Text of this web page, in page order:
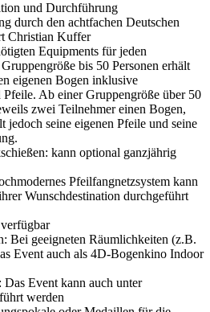
und Durchführung
durch den achtfachen Deutschen
Christian Kuffer
Equipments für jeden
bis 50 Personen erhält
eigenen Bogen inklusive
Pfeile. Ab einer Gruppengröße über 50
zwei Teilnehmer einen Bogen,
jedoch seine eigenen Pfeile und seine
kann optional ganzjährig
Pfeilfangnetzsystem kann
Wunschdestination durchgeführt
Bei geeigneten Räumlichkeiten (z.B.
Event auch als 4D-Bogenkino Indoor
Das Event kann auch unter
werden